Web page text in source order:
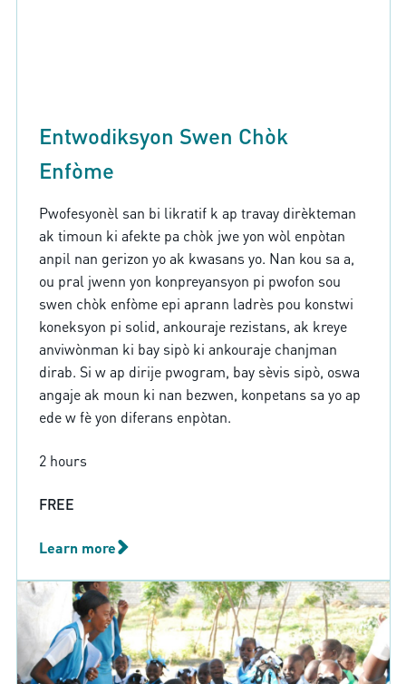
Entwodiksyon Swen Chòk
Enfòme
Pwofesyonèl san bi likratif k ap travay dirèkteman
ak timoun ki afekte pa chòk jwe yon wòl enpòtan
anpil nan gerizon yo ak kwasans yo. Nan kou sa a,
ou pral jwenn yon konpreyansyon pi pwofon sou
swen chòk enfòme epi aprann ladrès pou konstwi
koneksyon pi solid, ankouraje rezistans, ak kreye
anviwònman ki bay sipò ki ankouraje chanjman
dirab. Si w ap dirije pwogram, bay sèvis sipò, oswa
angaje ak moun ki nan bezwen, konpetans sa yo ap
ede w fè yon diferans enpòtan.
2 hours
FREE
Learn more